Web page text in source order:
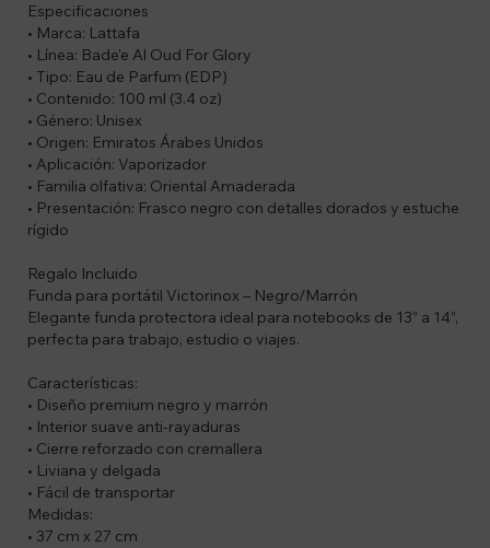
Especificaciones
• Marca: Lattafa
• Línea: Bade'e Al Oud For Glory
• Tipo: Eau de Parfum (EDP)
• Contenido: 100 ml (3.4 oz)
• Género: Unisex
• Origen: Emiratos Árabes Unidos
• Aplicación: Vaporizador
• Familia olfativa: Oriental Amaderada
• Presentación: Frasco negro con detalles dorados y estuche
rígido
Regalo Incluido
Funda para portátil Victorinox – Negro/Marrón
Elegante funda protectora ideal para notebooks de 13” a 14”,
perfecta para trabajo, estudio o viajes.
Características:
• Diseño premium negro y marrón
• Interior suave anti-rayaduras
• Cierre reforzado con cremallera
• Liviana y delgada
• Fácil de transportar
Medidas:
• 37 cm x 27 cm